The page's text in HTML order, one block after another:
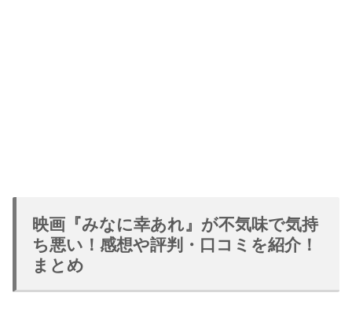
映画『みなに幸あれ』が不気味で気持
ち悪い！感想や評判・口コミを紹介！
まとめ